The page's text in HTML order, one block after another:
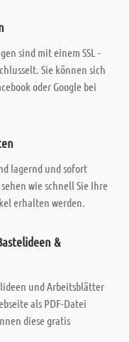
sind mit einem SSL -
Sie können sich
oder Google bei
lagernd und sofort
wie schnell Sie Ihre
erhalten werden.
&
und Arbeitsblätter
als PDF-Datei
diese gratis